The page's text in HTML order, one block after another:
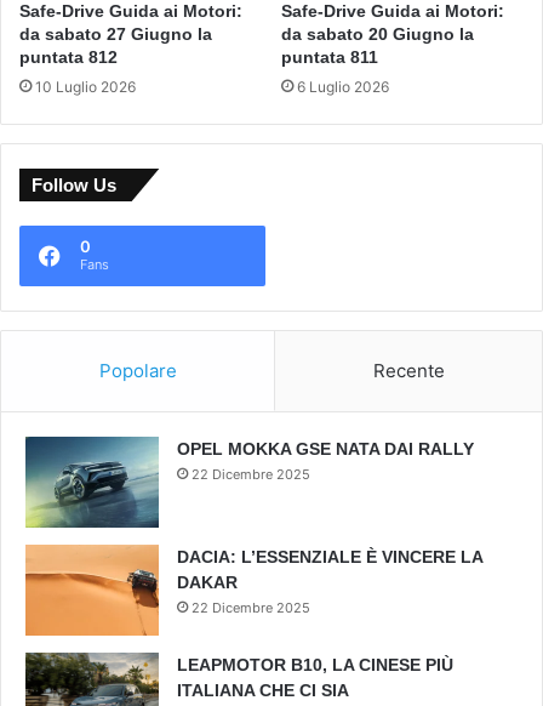
Safe-Drive Guida ai Motori:
da sabato 27 Giugno la
puntata 812
10 Luglio 2026
Safe-Drive Guida ai Motori:
da sabato 20 Giugno la
puntata 811
6 Luglio 2026
Follow Us
0
Fans
Popolare Recente
OPEL MOKKA GSE NATA DAI RALLY
22 Dicembre 2025
DACIA: L’ESSENZIALE È VINCERE LA
DAKAR
22 Dicembre 2025
LEAPMOTOR B10, LA CINESE PIÙ
ITALIANA CHE CI SIA